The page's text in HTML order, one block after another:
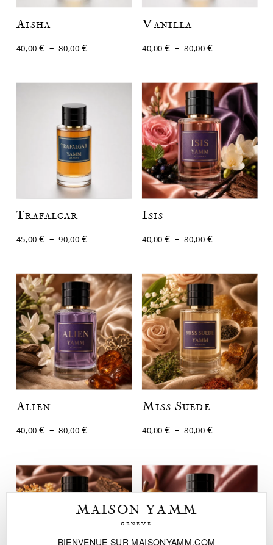
Aisha
40,00€ – 80,00 €Plage
à
Vanilla
40,00€ – 80,00 €Plage
40,00 €
à
80,00 €
Trafalgar
45,00€ – 90,00 €Plage
45,00 €
à
90,00 €
Isis
40,00€ – 80,00 €Plage
40,00 €
à
80,00 €
Alien
40,00€ – 80,00 €Plage
40,00 €
à
Miss Suede
40,00€ – 80,00 €Plage
40,00 €
à
MAISON YAMM
GENÈVE
BIENVENUE SUR MAISONYAMM.COM